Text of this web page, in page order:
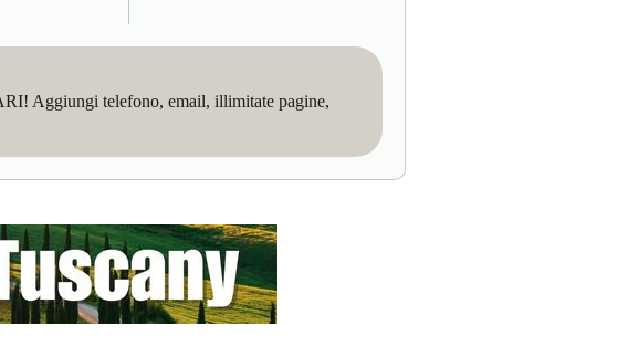
Aggiungi telefono, email, illimitate pagine,